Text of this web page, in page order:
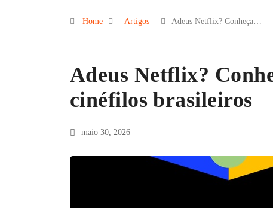
Home Artigos Adeus Netflix? Conheça…
Adeus Netflix?
cinéfilos brasileiros
maio 30, 2026